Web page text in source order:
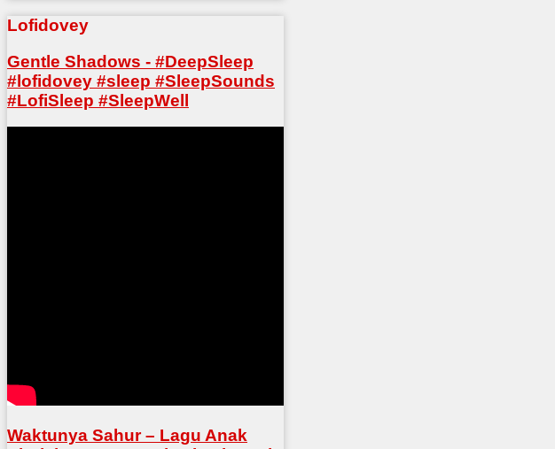
Lofidovey
Gentle Shadows - #DeepSleep
#lofidovey #sleep #SleepSounds
#LofiSleep #SleepWell
Waktunya Sahur – Lagu Anak